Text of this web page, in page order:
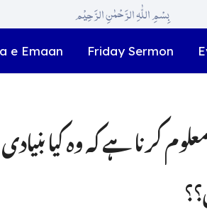
بِسْمِ اللّٰہِ الرَّحْمٰنِ الرَّحِیْم
e Emaan Friday Sermon
کرنا ہے کہ وہ کیا